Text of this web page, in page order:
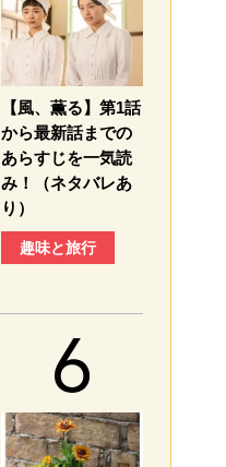
【風、薫る】第1話
から最新話までの
あらすじを一気読
み！（ネタバレあ
り）
趣味と旅行